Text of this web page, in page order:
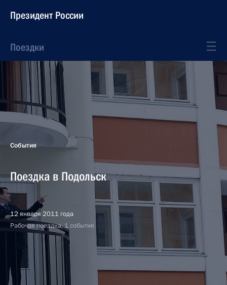
Президент России
Поездки
События
Поездка в Подольск
12 января 2011 года
Рабочая поездка, 1 событие